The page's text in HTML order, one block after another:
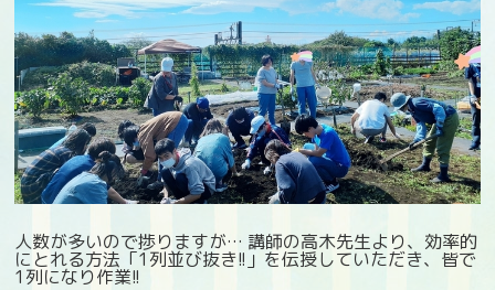
人数が多いので捗りますが… 講師の高木先生より、効率的
にとれる方法「1列並び抜き!!」を伝授していただき、皆で
1列になり作業!!